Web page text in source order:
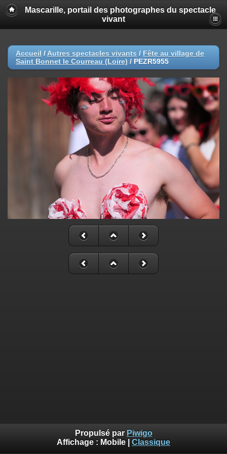
Mascarille, portail des photographes du spectacle
vivant
Accueil / Autres spectacles vivants / Fête au village de
Saint Bonnet le Courreau (Loire) / PEZR5955
Propulsé par Piwigo
Affichage : Mobile Classique